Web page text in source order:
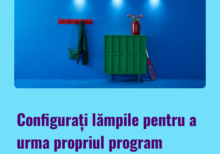
Configurați lămpile pentru a
urma propriul program